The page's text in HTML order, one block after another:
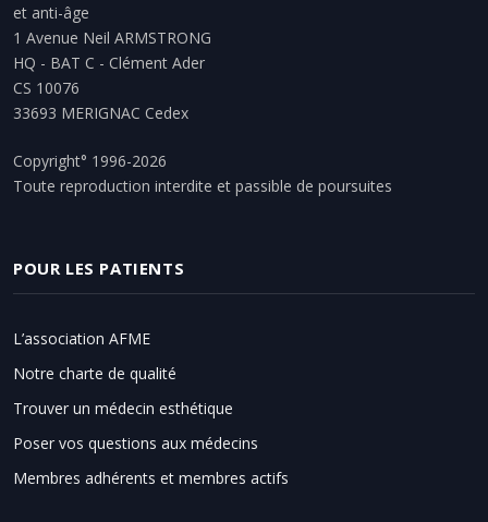
et anti-âge
1 Avenue Neil ARMSTRONG
HQ - BAT C - Clément Ader
CS 10076
33693 MERIGNAC Cedex
Copyright° 1996-2026
Toute reproduction interdite et passible de poursuites
POUR LES PATIENTS
L’association AFME
Notre charte de qualité
Trouver un médecin esthétique
Poser vos questions aux médecins
Membres adhérents et membres actifs